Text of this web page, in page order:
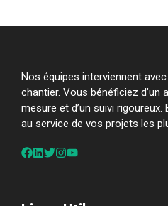
Nos équipes interviennent
chantier. Vous bénéficiez d’un
mesure et d’un suivi
au service de vos projets les